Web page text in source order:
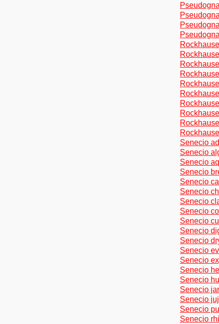
Senecio
Senecio
Senecio
Senecio
Senecio
Senecio
Senecio
Senecio
Senecio
Senecio
Senecio
Senecio
Senecio
Senecio
Senecio
Senecio
Senecio
Senecio
Senecio